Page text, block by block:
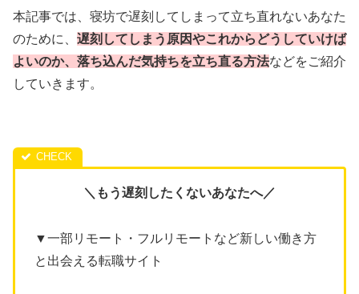
本記事では、寝坊で遅刻してしまって立ち直れないあなた
のために、 遅刻してしまう原因やこれからどうしていけば
よいのか、落ち込んだ気持ちを立ち直る方法などをご紹介
していきます。
＼もう遅刻したくないあなたへ／
▼一部リモート・フルリモートなど新しい働き方
と出会える転職サイト